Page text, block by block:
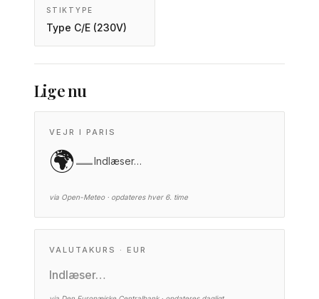
STIKTYPE
Type C/E (230V)
Lige nu
VEJR I PARIS
🌍—Indlæser…
via Open-Meteo · opdateres hver 6. time
VALUTAKURS · EUR
Indlæser…